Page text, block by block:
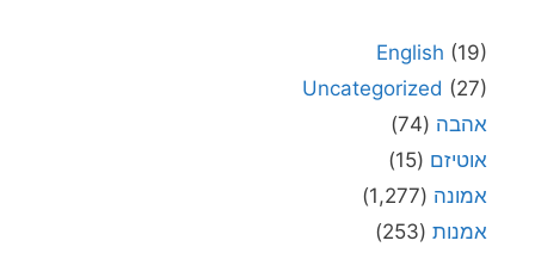
English (19)
Uncategorized (27)
אהבה (74)
אוטיזם (15)
אמונה (1,277)
אמנות (253)